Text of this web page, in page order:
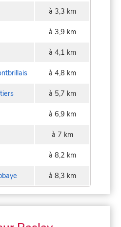
à 3,3 km
à 3,9 km
à 4,1 km
à 4,8 km
à 5,7 km
à 6,9 km
à 7 km
à 8,2 km
à 8,3 km